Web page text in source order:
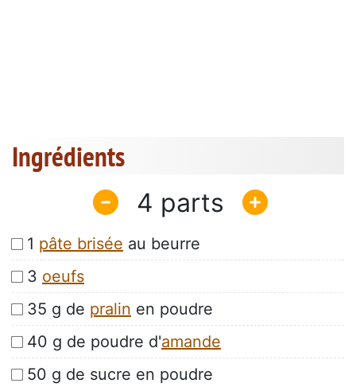
Ingrédients
4
1 pâte brisée au beurre
3 oeufs
35 g de pralin en poudre
40 g de poudre d'amande
50 g de sucre en poudre